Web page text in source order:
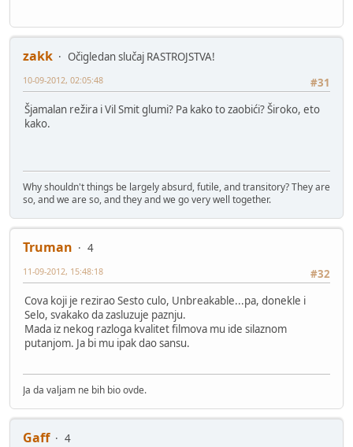
zakk
Očigledan slučaj RASTROJSTVA!
#31
10-09-2012, 02:05:48
Šjamalan režira i Vil Smit glumi? Pa kako to zaobići? Široko, eto
kako.
Why shouldn't things be largely absurd, futile, and transitory? They are
so, and we are so, and they and we go very well together.
Truman
4
#32
11-09-2012, 15:48:18
Cova koji je rezirao Sesto culo, Unbreakable...pa, donekle i
Selo, svakako da zasluzuje paznju.
Mada iz nekog razloga kvalitet filmova mu ide silaznom
putanjom. Ja bi mu ipak dao sansu.
Ja da valjam ne bih bio ovde.
Gaff
4